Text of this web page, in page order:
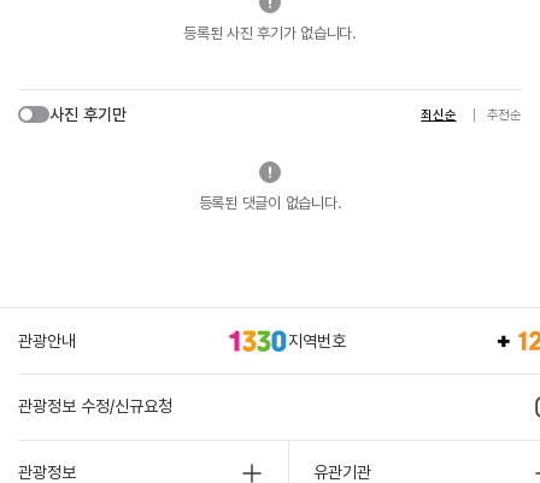
등록된 사진 후기가 없습니다.
사진 후기만 최신순 추천순
등록된 댓글이 없습니다.
관광안내 지역번호
관광정보 수정/신규요청
관광정보 유관기관